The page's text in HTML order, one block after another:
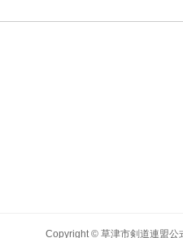
Copyright © 草津市剣道連盟公